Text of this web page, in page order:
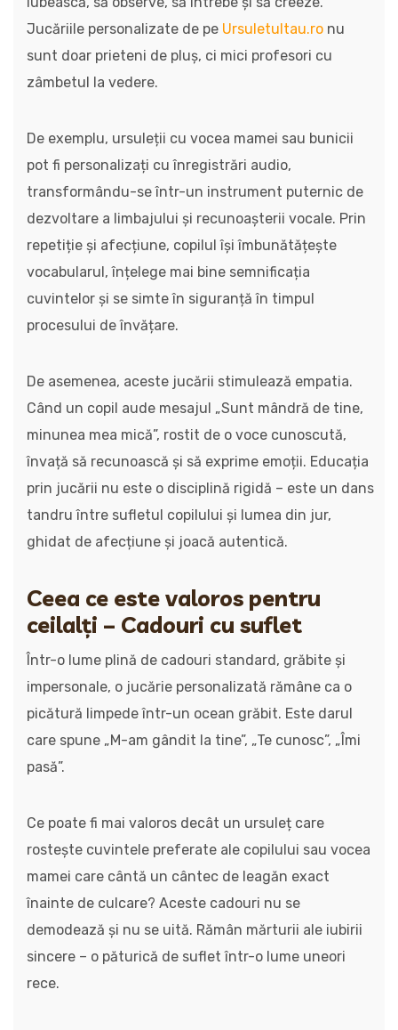
Jucăriile personalizate de pe Ursuletultau.ro nu
sunt doar prieteni de pluș, ci mici profesori cu
zâmbetul la vedere.
De exemplu, ursuleții cu vocea mamei sau bunicii
pot fi personalizați cu înregistrări audio,
transformându-se într-un instrument puternic de
dezvoltare a limbajului și recunoașterii vocale. Prin
repetiție și afecțiune, copilul își îmbunătățește
vocabularul, înțelege mai bine semnificația
cuvintelor și se simte în siguranță în timpul
procesului de învățare.
De asemenea, aceste jucării stimulează empatia.
Când un copil aude mesajul „Sunt mândră de tine,
minunea mea mică”, rostit de o voce cunoscută,
învață să recunoască și să exprime emoții. Educația
prin jucării nu este o disciplină rigidă – este un dans
tandru între sufletul copilului și lumea din jur,
ghidat de afecțiune și joacă autentică.
Ceea ce este valoros pentru
ceilalți – Cadouri cu suflet
Într-o lume plină de cadouri standard, grăbite și
impersonale, o jucărie personalizată rămâne ca o
picătură limpede într-un ocean grăbit. Este darul
care spune „M-am gândit la tine”, „Te cunosc”, „Îmi
pasă”.
Ce poate fi mai valoros decât un ursuleț care
rostește cuvintele preferate ale copilului sau vocea
mamei care cântă un cântec de leagăn exact
înainte de culcare? Aceste cadouri nu se
demodează și nu se uită. Rămân mărturii ale iubirii
sincere – o păturică de suflet într-o lume uneori
rece.